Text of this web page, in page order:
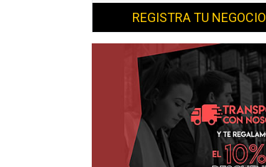
REGISTRA TU NEGOCIO